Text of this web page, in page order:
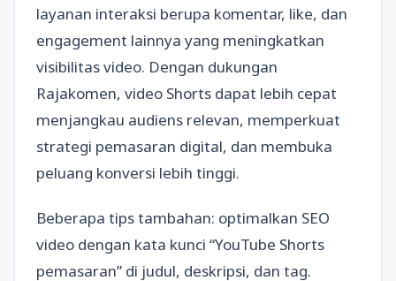
layanan interaksi berupa komentar, like, dan
engagement lainnya yang meningkatkan
visibilitas video. Dengan dukungan
Rajakomen, video Shorts dapat lebih cepat
menjangkau audiens relevan, memperkuat
strategi pemasaran digital, dan membuka
peluang konversi lebih tinggi.
Beberapa tips tambahan: optimalkan SEO
video dengan kata kunci “YouTube Shorts
pemasaran” di judul, deskripsi, dan tag.